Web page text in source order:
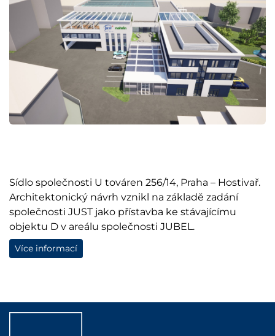
Sídlo společnosti U továren 256/14, Praha – Hostivař.
Architektonický návrh vznikl na základě zadání
společnosti JUST jako přístavba ke stávajícímu
objektu D v areálu společnosti JUBEL.
Více informací